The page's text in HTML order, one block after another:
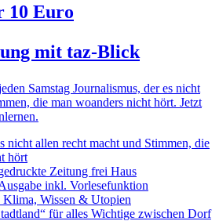
10 Euro
mit taz-Blick
Samstag Journalismus, der es nicht
die man woanders nicht hört. Jetzt
nicht allen recht macht und Stimmen, die
hört
Zeitung frei Haus
inkl. Vorlesefunktion
Wissen & Utopien
für alles Wichtige zwischen Dorf